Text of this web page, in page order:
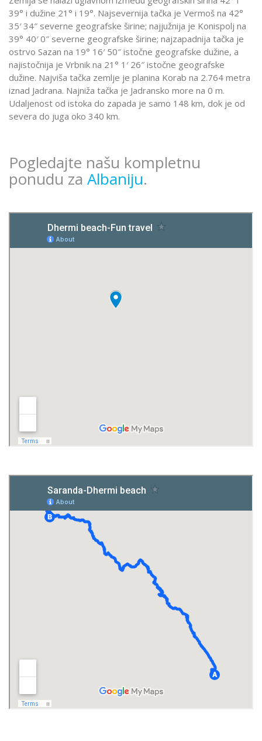
39° i dužine 21° i 19°. Najsevernija tačka je Vermoš na 42°
35′ 34″ severne geografske širine; najjužnija je Konispolj na
39° 40′ 0″ severne geografske širine; najzapadnija tačka je
ostrvo Sazan na 19° 16′ 50″ istočne geografske dužine, a
najistočnija je Vrbnik na 21° 1′ 26″ istočne geografske
dužine. Najviša tačka zemlje je planina Korab na 2.764 metra
iznad Jadrana. Najniža tačka je Jadransko more na 0 m.
Udaljenost od istoka do zapada je samo 148 km, dok je od
severa do juga oko 340 km.
Pogledajte našu kompletnu
ponudu za Albaniju.